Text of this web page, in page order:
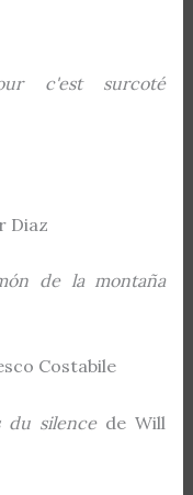
c'est surcoté
Diaz
de la montaña
Costabile
du silence de Will